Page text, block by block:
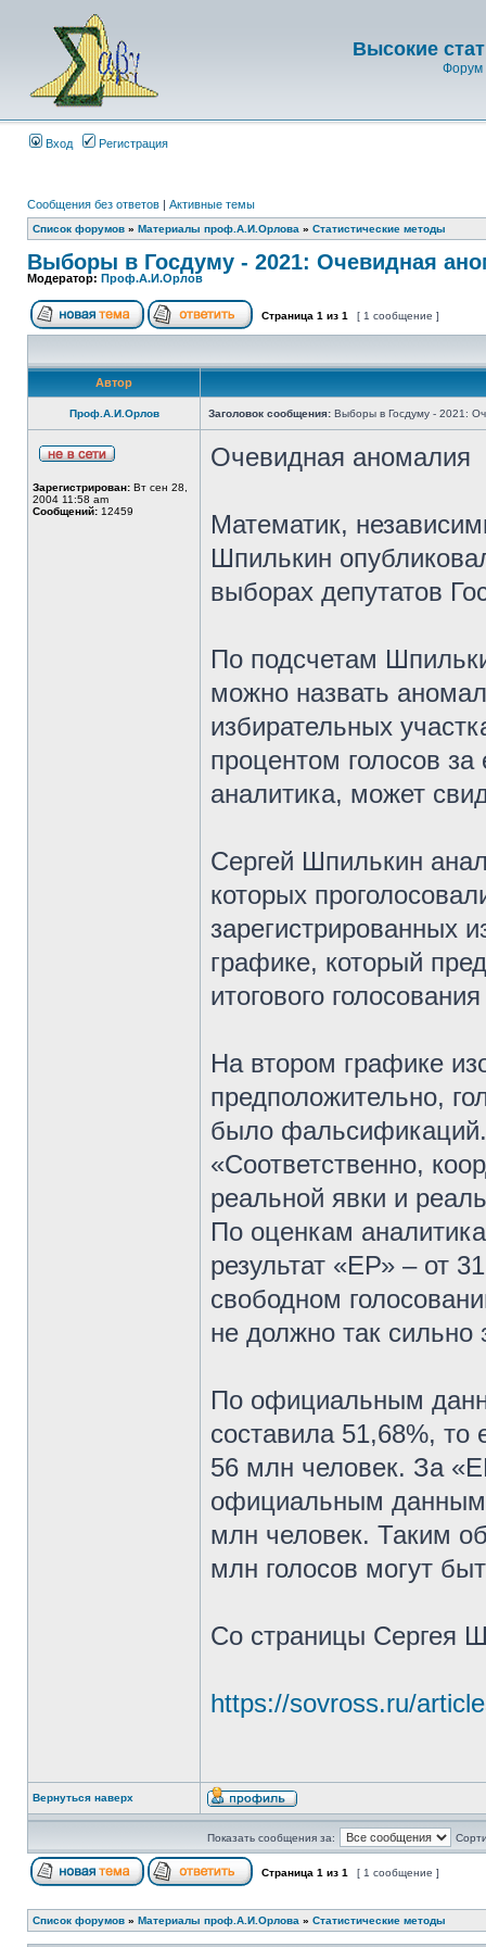
Высокие
Форум
Вход Регистрация
Сообщения без ответов | Активные темы
Список форумов » Материалы проф.А.И.Орлова » Статистические методы
Выборы в Госдуму - 2021: Очевидная
Модератор: Проф.А.И.Орлов
Страница 1 из 1 [ 1 сообщение ]
Автор
Проф.А.И.Орлов Заголовок сообщения: Выборы в Госдуму - 2021:
Зарегистрирован: Вт сен 28,
2004 11:58 am
Сообщений: 12459
Очевидная аномалия
Математик,
Шпилькин
выборах депутатов
По подсчетам
можно назвать
избирательных
процентом голосов
аналитика, может
Сергей Шпилькин
которых
зарегистрированных
графике, который
итогового
На втором графике
предположительно,
было фальсификаций.
«Соответственно,
реальной явки и
По оценкам
результат «ЕР» – от
свободном
не должно так сильно
По официальным
составила 51,68%, то
56 млн человек. За
официальным данным,
млн человек. Таким
млн голосов могут
Со страницы Сергея
https://sovross.ru/
Вернуться наверх
Показать сообщения за:
Страница 1 из 1 [ 1 сообщение ]
Список форумов » Материалы проф.А.И.Орлова » Статистические методы